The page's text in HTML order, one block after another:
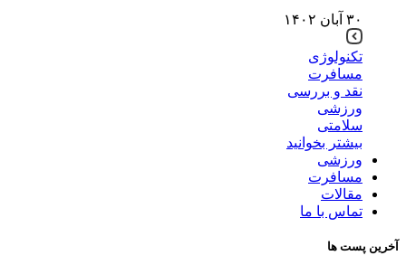
۳۰ آبان ۱۴۰۲
تکنولوژی
مسافرت
نقد و بررسی
ورزشی
سلامتی
بیشتر بخوانید
ورزشی
مسافرت
مقالات
تماس با ما
آخرین پست ها